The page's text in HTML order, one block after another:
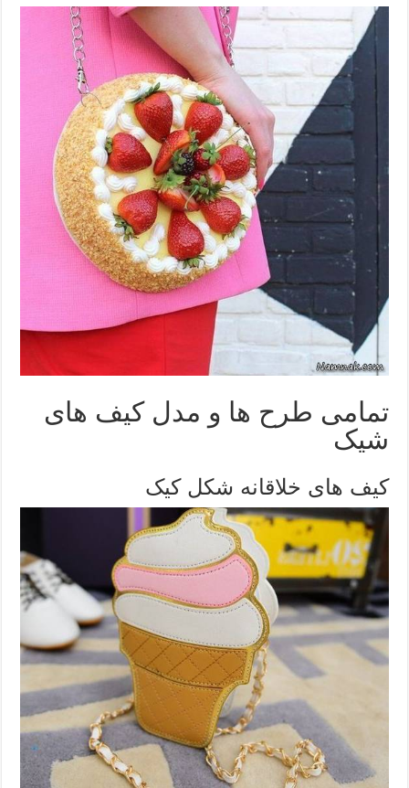
تمامی طرح ها و مدل کیف های
شیک
کیف های خلاقانه شکل کیک